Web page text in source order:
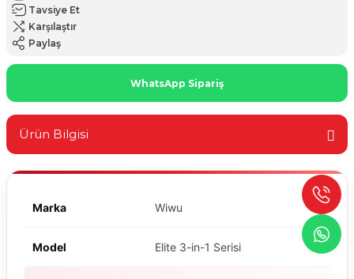
Tavsiye Et
Karşılaştır
Paylaş
WhatsApp Sipariş
Ürün Bilgisi
Marka Wiwu
Model Elite 3-in-1 Serisi